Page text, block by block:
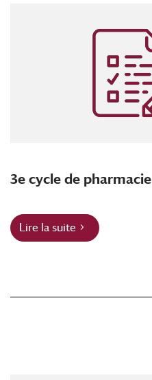
3e cycle de pharmacie
Lire la suite